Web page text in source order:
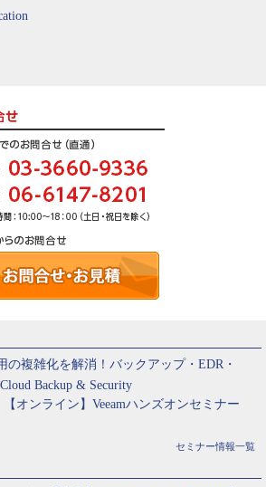
の複雑化を解消！バックアップ・EDR・
Backup & Security
【オンライン】Veeamハンズオンセミナー
セミナー情報一覧